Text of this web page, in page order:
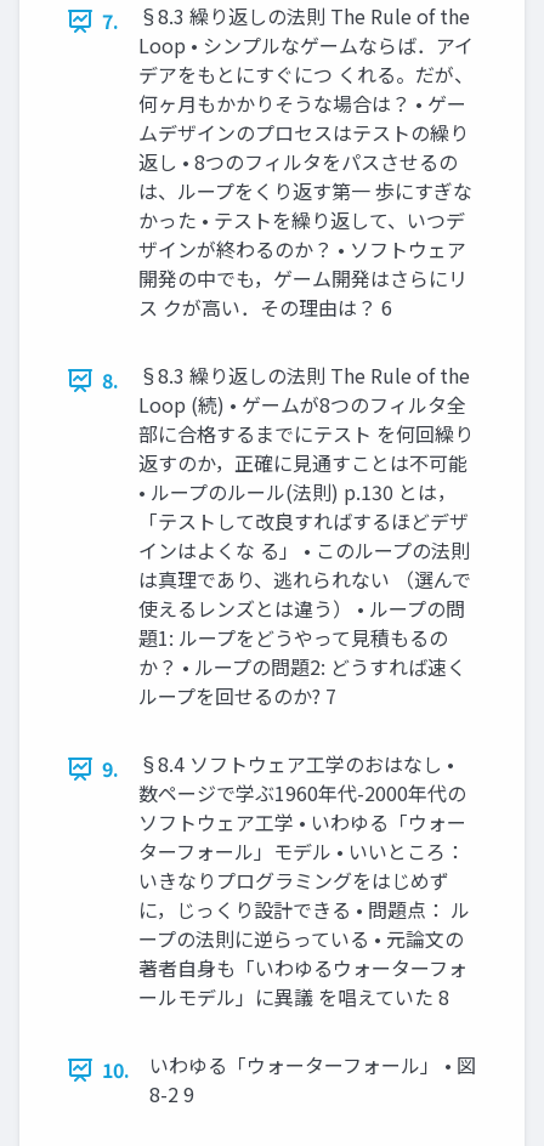
7.
§8.3 繰り返しの法則 The Rule of the
Loop • シンプルなゲームならば．アイ
デアをもとにすぐにつ くれる。だが、
何ヶ月もかかりそうな場合は？ • ゲー
ムデザインのプロセスはテストの繰り
返し • 8つのフィルタをパスさせるの
は、ループをくり返す第一 歩にすぎな
かった • テストを繰り返して、いつデ
ザインが終わるのか？ • ソフトウェア
開発の中でも，ゲーム開発はさらにリ
ス クが高い．その理由は？ 6
8.
§8.3 繰り返しの法則 The Rule of the
Loop (続) • ゲームが8つのフィルタ全
部に合格するまでにテスト を何回繰り
返すのか，正確に見通すことは不可能
• ループのルール(法則) p.130 とは，
「テストして改良すればするほどデザ
インはよくな る」 • このループの法則
は真理であり、逃れられない （選んで
使えるレンズとは違う） • ループの問
題1: ループをどうやって見積もるの
か？ • ループの問題2: どうすれば速く
ループを回せるのか? 7
9.
§8.4 ソフトウェア工学のおはなし •
数ページで学ぶ1960年代-2000年代の
ソフトウェア工学 • いわゆる「ウォー
ターフォール」モデル • いいところ：
いきなりプログラミングをはじめず
に，じっくり設計できる • 問題点： ル
ープの法則に逆らっている • 元論文の
著者自身も「いわゆるウォーターフォ
ールモデル」に異議 を唱えていた 8
10.
いわゆる「ウォーターフォール」 • 図
8-2 9